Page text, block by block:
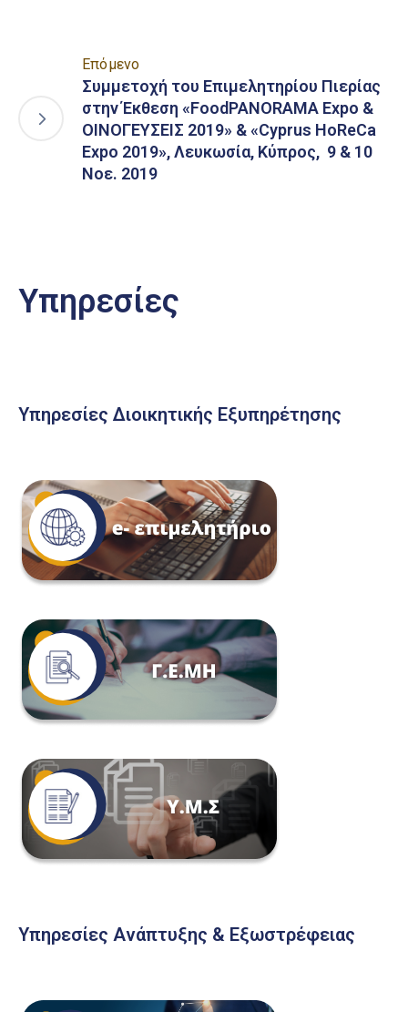
Επόμενο
Συμμετοχή του Επιμελητηρίου Πιερίας
στην Έκθεση «FoodPANORAMA Expo &
ΟΙΝΟΓΕΥΣΕΙΣ 2019» & «Cyprus HoReCa
Expo 2019», Λευκωσία, Κύπρος, 9 & 10
Νοε. 2019
Υπηρεσίες
Υπηρεσίες Διοικητικής Εξυπηρέτησης
Υπηρεσίες Ανάπτυξης & Εξωστρέφειας